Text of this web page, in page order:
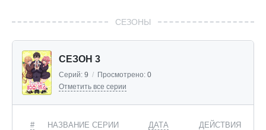
СЕЗОНЫ
СЕЗОН 3
Серий: 9 / Просмотрено: 0
Отметить все серии
# НАЗВАНИЕ СЕРИИ ДАТА ДЕЙСТВИЯ